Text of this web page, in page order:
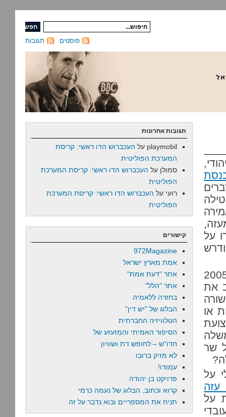
תגובות פוסטים
על
הבנתי איך בדיוק העובדה שישראל שלפה ב-2005
את
או
שר
על
עזה
על
עובדי
תגובות אחרונות
playmobil על העכברוש הדו ראשי: קריסת
המערכת הפוליטית
סמולן על העכברוש הדו ראשי: קריסת המערכת
הפוליטית
רועי על העכברוש הדו ראשי: קריסת המערכת
הפוליטית
קישורים
972Magazine
אמת מארץ ישראל
אתר "דעת אמת"
אתר "הלל"
בחזרה ללאמיה
הבלוג של "יש דין"
הטלוויזיה החברתית
הסיפור האמיתי והמזעזע של
חדו"ש – לחופש דת ושוויון
לא מזיק ברובו
עמודו!
פרויקט בן יהודה
קרוא וכתוב, הבלוג של נעמה כרמי
תניח את המספריים ובוא נדבר על זה